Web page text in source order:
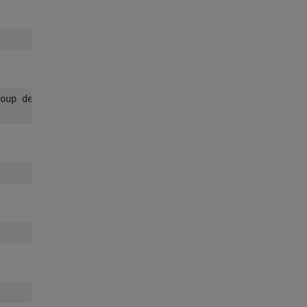
group default qlen 1000